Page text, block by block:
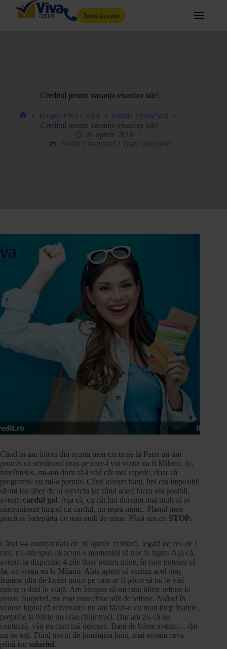
Intră în cont
Creditul pentru vacanța visurilor tale!
Blogul Viva Credit
Pastila Financiară
Creditul pentru vacanța visurilor tale!
26 aprilie 2018
Pastila Financiară / Toate articolele
Când m-am întors din scurta mea excursie la Paris mi-am
promis că următorul oraș pe care-l voi vizita va fi Milano. Și,
bineînțeles, mi-am dorit să-l văd cât mai repede, doar că
programul nu mi-a permis. Când aveam bani, îmi era imposibil
să-mi iau liber de la serviciu iar când acest lucru era posibil,
aveam cardul gol. Așa că, cu cât îmi doream mai mult să se
sincronizeze timpul cu cardul, nu ieșea nimic. Planul meu
parcă se îndepărta tot mai mult de mine. Până am zis STOP.
Când s-a anunțat data de 30 aprilie zi liberă, legată de cea de 1
mai, mi-am spus că acum e momentul să trec la fapte. Așa că,
aveam la dispozitie 4 zile doar pentru mine, în care puteam să
fac ce vreau eu la Milano. Abia aștept să vizitez acel oraș
frumos plin de locuri unice pe care ar fi păcat să nu le văd
măcar o dată în viață. Am început să-mi caut bilete ieftine la
avion. Surpriză, nu mai erau chiar atât de ieftine. Având în
vedere faptul că rezervarea nu am făcut-o cu mult timp înainte,
prețurile la bilete nu erau chiar mici. Dar am zis că nu
contează, văd eu cum mă descurc. Bani de bilete aveam… dar
nu pe toți. Fiind trecut de jumătatea lunii, mai aveam ceva
până iau salariul.